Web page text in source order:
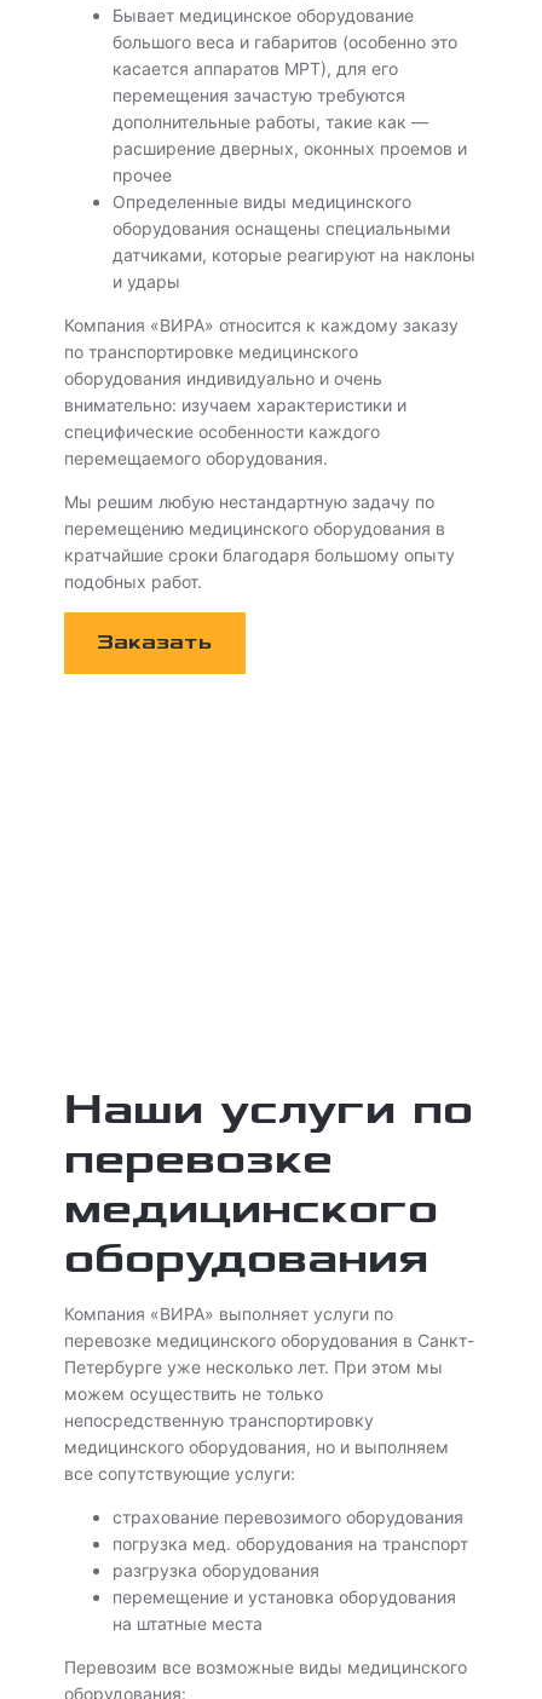
Бывает медицинское оборудование
большого веса и габаритов (особенно это
касается аппаратов МРТ), для его
перемещения зачастую требуются
дополнительные работы, такие как —
расширение дверных, оконных проемов и
прочее
Определенные виды медицинского
оборудования оснащены специальными
датчиками, которые реагируют на наклоны
и удары
Компания «ВИРА» относится к каждому заказу
по транспортировке медицинского
оборудования индивидуально и очень
внимательно: изучаем характеристики и
специфические особенности каждого
перемещаемого оборудования.
Мы решим любую нестандартную задачу по
перемещению медицинского оборудования в
кратчайшие сроки благодаря большому опыту
подобных работ.
Заказать
Наши услуги по
перевозке
медицинского
оборудования
Компания «ВИРА» выполняет услуги по
перевозке медицинского оборудования в Санкт-
Петербурге уже несколько лет. При этом мы
можем осуществить не только
непосредственную транспортировку
медицинского оборудования, но и выполняем
все сопутствующие услуги:
страхование перевозимого оборудования
погрузка мед. оборудования на транспорт
разгрузка оборудования
перемещение и установка оборудования
на штатные места
Перевозим все возможные виды медицинского
оборудования: